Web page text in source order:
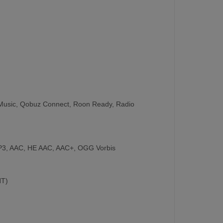
Qobuz Connect, Roon Ready, Radio
AAC, HE AAC, AAC+, OGG Vorbis